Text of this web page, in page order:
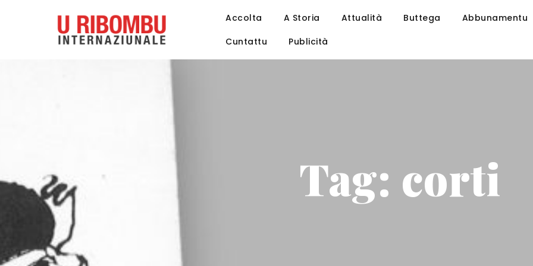
Accolta A Storia Attualità Buttega
Abbunamentu
Cuntattu
Publicità
Tag: corti